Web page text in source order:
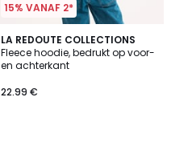
15% VANAF 2*
LA REDOUTE COLLECTIONS
Fleece hoodie, bedrukt op voor-
en achterkant
22.99 €